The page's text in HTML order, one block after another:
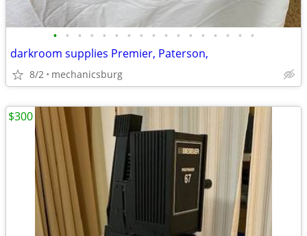
• • • • • • • • • • • • • • • • •
darkroom supplies Premier, Paterson,
8/2 mechanicsburg
$300